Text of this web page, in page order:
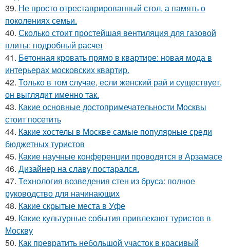
39. Не просто отреставрированный стол, а память о
поколениях семьи.
40. Сколько стоит простейшая вентиляция для газовой
плиты: подробный расчет
41. Бетонная кровать прямо в квартире: новая мода в
интерьерах московских квартир.
42. Только в том случае, если женский рай и существует,
он выглядит именно так.
43. Какие основные достопримечательности Москвы
стоит посетить
44. Какие хостелы в Москве самые популярные среди
бюджетных туристов
45. Какие научные конференции проводятся в Арзамасе
46. Дизайнер на славу постарался.
47. Технология возведения стен из бруса: полное
руководство для начинающих
48. Какие скрытые места в Уфе
49. Какие культурные события привлекают туристов в
Москву
50. Как превратить небольшой участок в красивый